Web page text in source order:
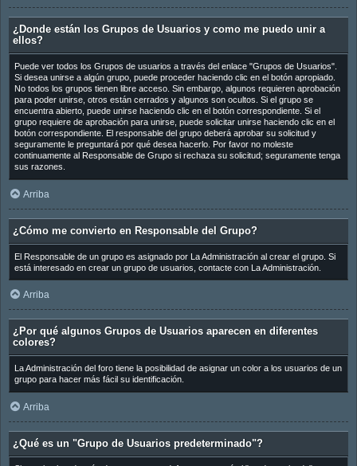
¿Donde están los Grupos de Usuarios y como me puedo unir a
ellos?
Puede ver todos los Grupos de usuarios a través del enlace "Grupos de Usuarios".
Si desea unirse a algún grupo, puede proceder haciendo clic en el botón apropiado.
No todos los grupos tienen libre acceso. Sin embargo, algunos requieren aprobación
para poder unirse, otros están cerrados y algunos son ocultos. Si el grupo se
encuentra abierto, puede unirse haciendo clic en el botón correspondiente. Si el
grupo requiere de aprobación para unirse, puede solicitar unirse haciendo clic en el
botón correspondiente. El responsable del grupo deberá aprobar su solicitud y
seguramente le preguntará por qué desea hacerlo. Por favor no moleste
continuamente al Responsable de Grupo si rechaza su solicitud; seguramente tenga
sus razones.
Arriba
¿Cómo me convierto en Responsable del Grupo?
El Responsable de un grupo es asignado por La Administración al crear el grupo. Si
está interesado en crear un grupo de usuarios, contacte con La Administración.
Arriba
¿Por qué algunos Grupos de Usuarios aparecen en diferentes
colores?
La Administración del foro tiene la posibilidad de asignar un color a los usuarios de un
grupo para hacer más fácil su identificación.
Arriba
¿Qué es un "Grupo de Usuarios predeterminado"?